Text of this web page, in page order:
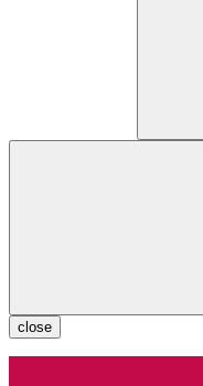
close